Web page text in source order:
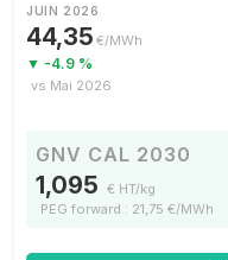
JUIN 2026
44,35 €/MWh
▼ -4.9 %
vs Mai 2026
GNV CAL 2030
1,095 € HT/kg
PEG forward : 21,75 €/MWh